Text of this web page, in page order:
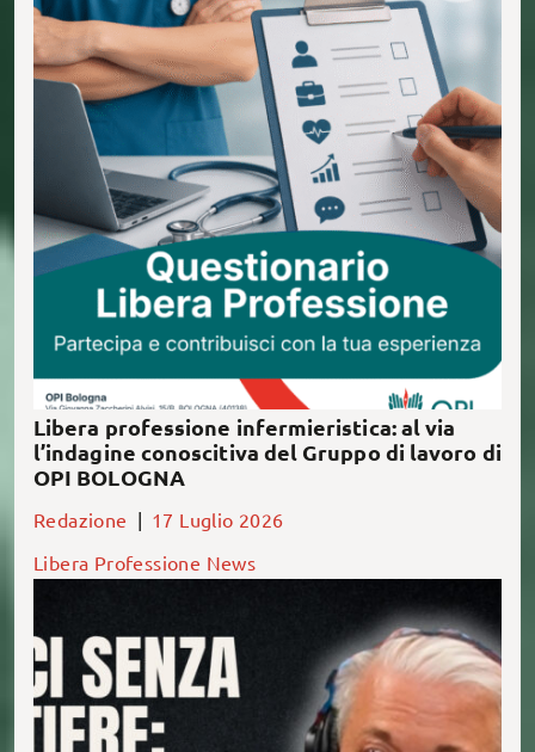
Il Gruppo di Lavoro sulla Libera Professione di OPI
Bologna promuove un’importante indagine
conoscitiva rivolta a tutta la comunità
infermieristica […]
Libera professione infermieristica: al via
l’indagine conoscitiva del Gruppo di lavoro di
OPI BOLOGNA
Redazione | 17 Luglio 2026
Libera Professione News